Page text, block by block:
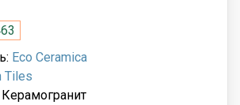
Eco Ceramica
Tiles